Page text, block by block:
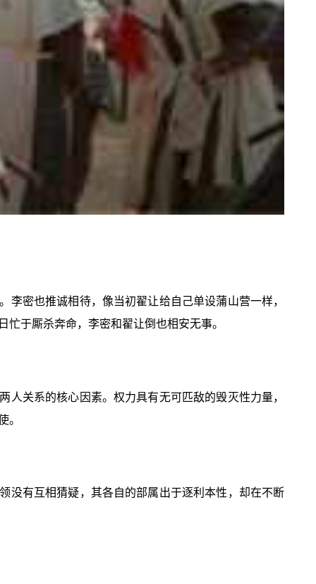
密也推诚相待，像当初翟让给自己单设蒲山营一样，
于厮杀奔命，李密和翟让倒也相安无事。
关系的核心因素。权力具有无可匹敌的毁灭性力量，
。
没有互相猜疑，其各自的部属出于逐利本性，却在不断